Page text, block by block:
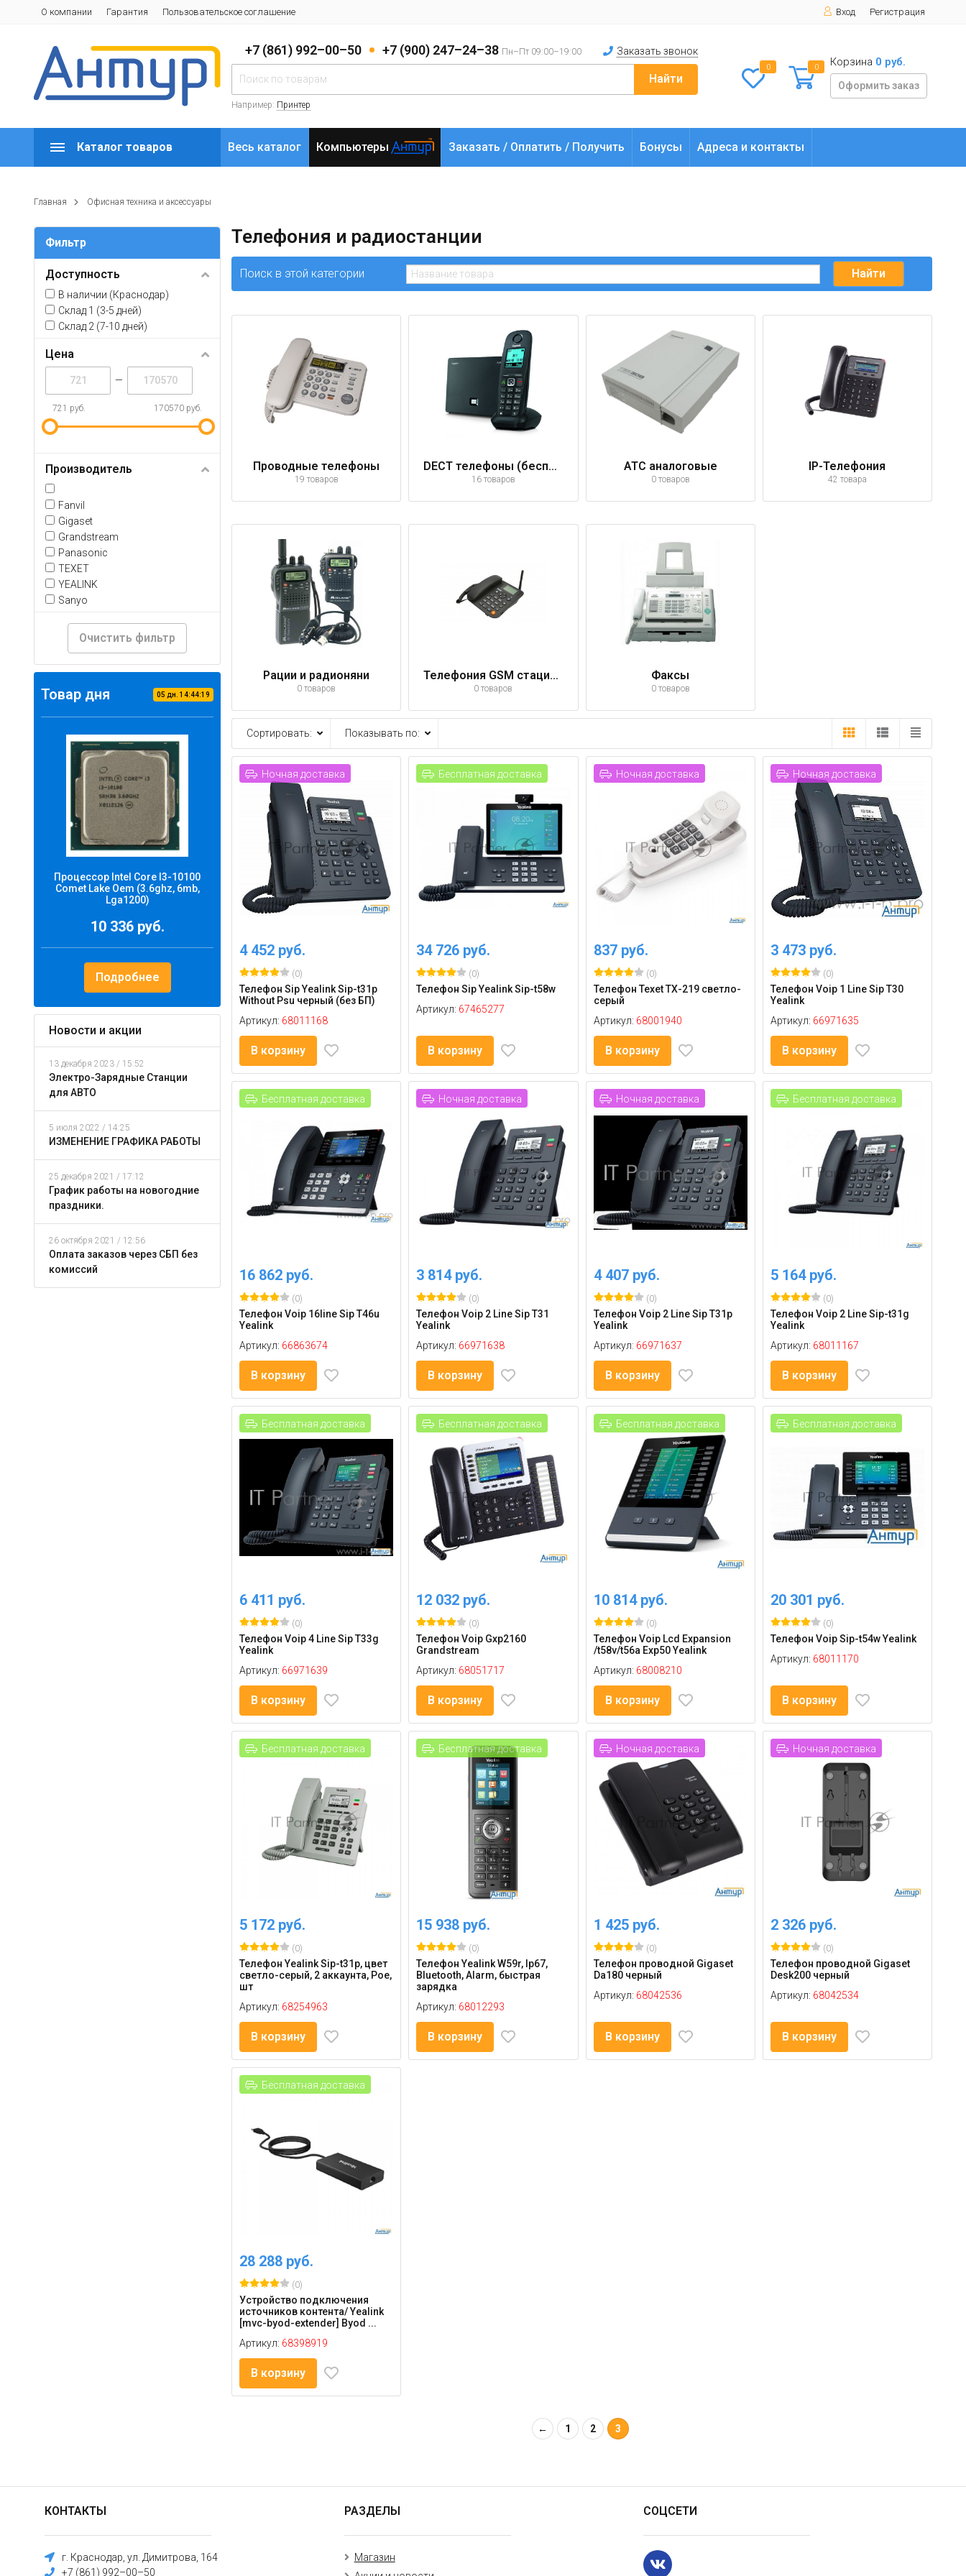
О компании Гарантия Пользовательское соглашение Вход Регистрация
+7 (861) 992–00–50 +7 (900) 247–24–38 Пн–Пт 09:00–19:00 Заказать звонок
Найти
Например: Принтер
0 0 Корзина 0 руб.
Оформить заказ
Каталог товаров Весь каталог Компьютеры Заказать / Оплатить / Получить Бонусы Адреса и контакты
Главная Офисная техника и аксессуары
Фильтр
Доступность
В наличии (Краснодар)
Склад 1 (3-5 дней)
Склад 2 (7-10 дней)
Цена
—
721 руб. 170570 руб.
Производитель
Fanvil
Gigaset
Grandstream
Panasonic
TEXET
YEALINK
Sanyo
Очистить фильтр
Товар дня 05 дн. 14:44:18
Процессор Intel Core I3-10100
Comet Lake Oem (3.6ghz, 6mb,
Lga1200)
10 336 руб.
Подробнее
Новости и акции
13 декабря 2023 / 15:52
Электро-Зарядные Станции
для АВТО
5 июля 2022 / 14:25
ИЗМЕНЕНИЕ ГРАФИКА РАБОТЫ
25 декабря 2021 / 17:12
График работы на новогодние
праздники.
26 октября 2021 / 12:56
Оплата заказов через СБП без
комиссий
Телефония и радиостанции
Поиск в этой категории
Проводные телефоны
19 товаров
DECT телефоны (беспроводные)
16 товаров
АТС аналоговые
0 товаров
IP-Телефония
42 товара
Рации и радионяни
0 товаров
Телефония GSM стационарная
0 товаров
Факсы
0 товаров
Сортировать: Показывать по:
Ночная доставка
4 452 руб.
(0)
Телефон Sip Yealink Sip-t31p
Without Psu черный (без БП)
Артикул: 68011168
В корзину
Бесплатная доставка
34 726 руб.
(0)
Телефон Sip Yealink Sip-t58w
Артикул: 67465277
В корзину
Ночная доставка
837 руб.
(0)
Телефон Texet ТХ-219 светло-
серый
Артикул: 68001940
В корзину
Ночная доставка
3 473 руб.
(0)
Телефон Voip 1 Line Sip T30
Yealink
Артикул: 66971635
В корзину
Бесплатная доставка
16 862 руб.
(0)
Телефон Voip 16line Sip T46u
Yealink
Артикул: 66863674
В корзину
Ночная доставка
3 814 руб.
(0)
Телефон Voip 2 Line Sip T31
Yealink
Артикул: 66971638
В корзину
Ночная доставка
4 407 руб.
(0)
Телефон Voip 2 Line Sip T31p
Yealink
Артикул: 66971637
В корзину
Бесплатная доставка
5 164 руб.
(0)
Телефон Voip 2 Line Sip-t31g
Yealink
Артикул: 68011167
В корзину
Бесплатная доставка
6 411 руб.
(0)
Телефон Voip 4 Line Sip T33g
Yealink
Артикул: 66971639
В корзину
Бесплатная доставка
12 032 руб.
(0)
Телефон Voip Gxp2160
Grandstream
Артикул: 68051717
В корзину
Бесплатная доставка
10 814 руб.
(0)
Телефон Voip Lcd Expansion
/t58v/t56a Exp50 Yealink
Артикул: 68008210
В корзину
Бесплатная доставка
20 301 руб.
(0)
Телефон Voip Sip-t54w Yealink
Артикул: 68011170
В корзину
Бесплатная доставка
5 172 руб.
(0)
Телефон Yealink Sip-t31p, цвет
светло-серый, 2 аккаунта, Poe,
шт
Артикул: 68254963
В корзину
Бесплатная доставка
15 938 руб.
(0)
Телефон Yealink W59r, Ip67,
Bluetooth, Alarm, быстрая
зарядка
Артикул: 68012293
В корзину
Ночная доставка
1 425 руб.
(0)
Телефон проводной Gigaset
Da180 черный
Артикул: 68042536
В корзину
Ночная доставка
2 326 руб.
(0)
Телефон проводной Gigaset
Desk200 черный
Артикул: 68042534
В корзину
Бесплатная доставка
28 288 руб.
(0)
Устройство подключения
источников контента/ Yealink
[mvc-byod-extender] Byod ...
Артикул: 68398919
В корзину
← 1 2 3
КОНТАКТЫ
г. Краснодар, ул. Димитрова, 164
+7 (861) 992–00–50
РАЗДЕЛЫ
Магазин
СОЦСЕТИ